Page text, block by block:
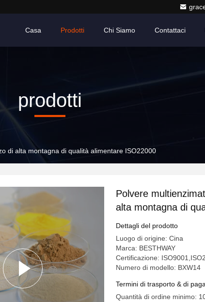
Casa Prodotti Chi Siamo Contattaci
prodotti
di alta montagna di qualità alimentare ISO22000
Polvere
alta montagna di
Dettagli del prodotto
Luogo di origine: Cina
Marca: BESTHWAY
Certificazione:
Numero di modello: BXW14
Termini di trasporto & di
Quantità di ordine minimo: